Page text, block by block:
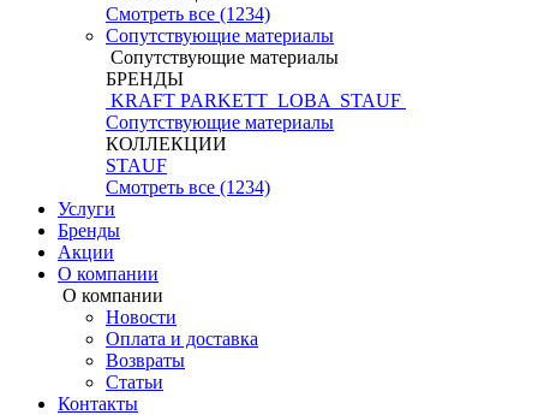
Смотреть все (1234)
Сопутствующие материалы
Сопутствующие материалы
БРЕНДЫ
KRAFT PARKETT LOBA STAUF
Сопутствующие материалы
КОЛЛЕКЦИИ
STAUF
Смотреть все (1234)
Услуги
Бренды
Акции
О компании
О компании
Новости
Оплата и доставка
Возвраты
Статьи
Контакты